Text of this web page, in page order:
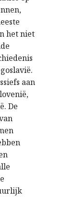
het niet
aan
De